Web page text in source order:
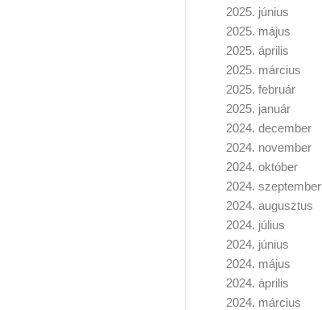
2025. június
2025. május
2025. április
2025. március
2025. február
2025. január
2024. december
2024. november
2024. október
2024. szeptember
2024. augusztus
2024. július
2024. június
2024. május
2024. április
2024. március